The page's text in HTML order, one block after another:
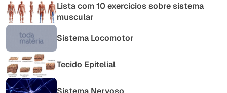
Lista com 10 exercícios sobre sistema
muscular
Sistema Locomotor
Tecido Epitelial